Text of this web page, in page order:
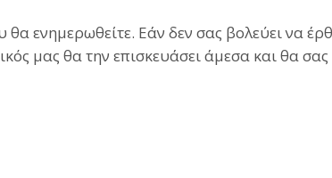
ενημερωθείτε. Εάν δεν σας βολεύει να
μας θα την επισκευάσει άμεσα και θα σας